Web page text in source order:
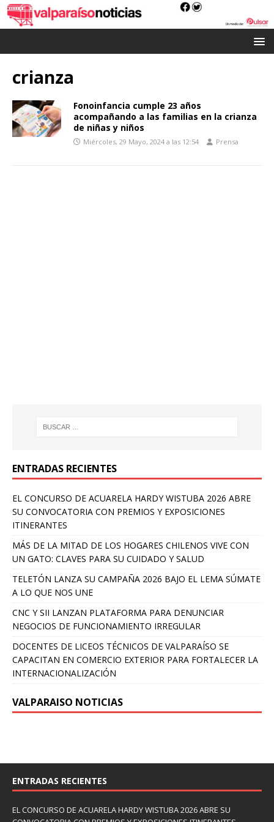
crianza
Fonoinfancia cumple 23 años
acompañando a las familias en la crianza
de niñas y niños
Miércoles, 29 Mayo, 2024 a las 12:54 Prensa
ENTRADAS RECIENTES
EL CONCURSO DE ACUARELA HARDY WISTUBA 2026 ABRE
SU CONVOCATORIA CON PREMIOS Y EXPOSICIONES
ITINERANTES
MÁS DE LA MITAD DE LOS HOGARES CHILENOS VIVE CON
UN GATO: CLAVES PARA SU CUIDADO Y SALUD
TELETÓN LANZA SU CAMPAÑA 2026 BAJO EL LEMA SÚMATE
A LO QUE NOS UNE
CNC Y SII LANZAN PLATAFORMA PARA DENUNCIAR
NEGOCIOS DE FUNCIONAMIENTO IRREGULAR
DOCENTES DE LICEOS TÉCNICOS DE VALPARAÍSO SE
CAPACITAN EN COMERCIO EXTERIOR PARA FORTALECER LA
INTERNACIONALIZACIÓN
VALPARAISO NOTICIAS
ENTRADAS RECIENTES
EL CONCURSO DE ACUARELA HARDY WISTUBA 2026 ABRE SU